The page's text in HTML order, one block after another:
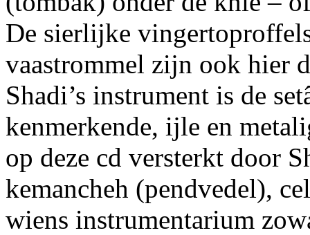
De sierlijke
vaastrommel zijn ook hier
Shadi’s instrument is de
kenmerkende, ijle en
op deze cd versterkt door
kemancheh (pendvedel),
wiens instrumentarium